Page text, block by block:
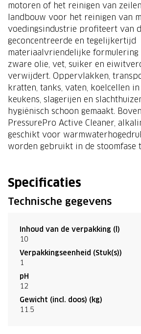
motoren of het reinigen van
landbouw voor het reinigen van
voedingsindustrie profiteert van
geconcentreerde en tegelijkertijd
materiaalvriendelijke formulering
zware olie, vet, suiker en
verwijdert. Oppervlakken,
kratten, tanks, vaten, koelcellen
keukens, slagerijen en
hygiënisch schoon gemaakt.
PressurePro Active Cleaner,
geschikt voor
worden gebruikt in de stoomfase
Specificaties
Technische gegevens
Inhoud van de verpakking (l)
10
Verpakkingseenheid (Stuk(s))
1
pH
12
Gewicht (incl. doos) (kg)
11.5